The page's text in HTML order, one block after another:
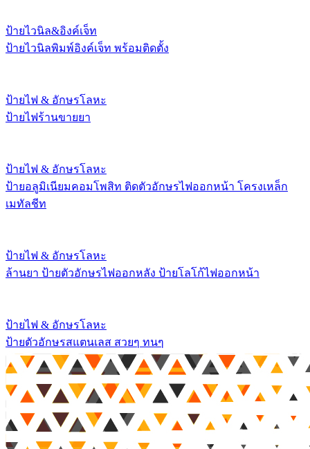
ป้ายไวนิล&อิงค์เจ็ท
ป้ายไวนิลพิมพ์อิงค์เจ็ท พร้อมติดตั้ง
ป้ายไฟ & อักษรโลหะ
ป้ายไฟร้านขายยา
ป้ายไฟ & อักษรโลหะ
ป้ายอลูมิเนียมคอมโพสิท ติดตัวอักษรไฟออกหน้า โครงเหล็ก
เมทัลชีท
ป้ายไฟ & อักษรโลหะ
ล้านยา ป้ายตัวอักษรไฟออกหลัง ป้ายโลโก้ไฟออกหน้า
ป้ายไฟ & อักษรโลหะ
ป้ายตัวอักษรสแตนเลส สวยๆ ทนๆ